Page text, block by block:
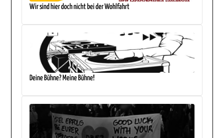
Wir sind hier doch nicht bei der Wohlfahrt
Deine Bühne? Meine Bühne!